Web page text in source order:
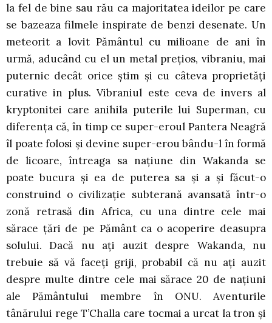
la fel de bine sau rău ca majoritatea ideilor pe care
se bazeaza filmele inspirate de benzi desenate. Un
meteorit a lovit Pământul cu milioane de ani în
urmă, aducând cu el un metal prețios, vibraniu, mai
puternic decât orice știm și cu câteva proprietăți
curative in plus. Vibraniul este ceva de invers al
kryptonitei care anihila puterile lui Superman, cu
diferența că, în timp ce super-eroul Pantera Neagră
îl poate folosi și devine super-erou bându-l în formă
de licoare, întreaga sa națiune din Wakanda se
poate bucura și ea de puterea sa și a și făcut-o
construind o civilizație subterană avansată într-o
zonă retrasă din Africa, cu una dintre cele mai
sărace țări de pe Pământ ca o acoperire deasupra
solului. Dacă nu ați auzit despre Wakanda, nu
trebuie să vă faceți griji, probabil că nu ați auzit
despre multe dintre cele mai sărace 20 de națiuni
ale Pământului membre în ONU. Aventurile
tânărului rege T’Challa care tocmai a urcat la tron ​​și